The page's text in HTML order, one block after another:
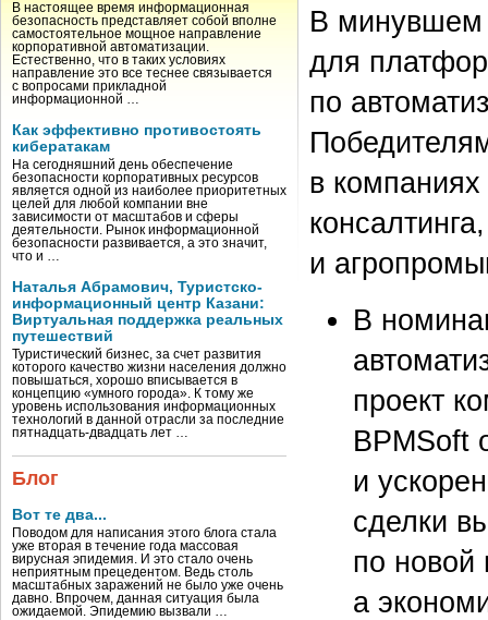
В настоящее время информационная
безопасность представляет собой вполне
самостоятельное мощное направление
корпоративной автоматизации.
Естественно, что в таких условиях
направление это все теснее связывается
с вопросами прикладной
информационной …
Как эффективно противостоять
кибератакам
На сегодняшний день обеспечение
безопасности корпоративных ресурсов
является одной из наиболее приоритетных
целей для любой компании вне
зависимости от масштабов и сферы
деятельности. Рынок информационной
безопасности развивается, а это значит,
что и …
Наталья Абрамович, Туристско-
информационный центр Казани:
Виртуальная поддержка реальных
путешествий
Туристический бизнес, за счет развития
которого качество жизни населения должно
повышаться, хорошо вписывается в
концепцию «умного города». К тому же
уровень использования информационных
технологий в данной отрасли за последние
пятнадцать-двадцать лет …
Блог
Вот те два...
Поводом для написания этого блога стала
уже вторая в течение года массовая
вирусная эпидемия. И это стало очень
неприятным прецедентом. Ведь столь
масштабных заражений не было уже очень
давно. Впрочем, данная ситуация была
ожидаемой. Эпидемию вызвали …
В минувшем
для
по
в компаниях
и
В
проект
BPMSoft
и
сделки
по новой
а